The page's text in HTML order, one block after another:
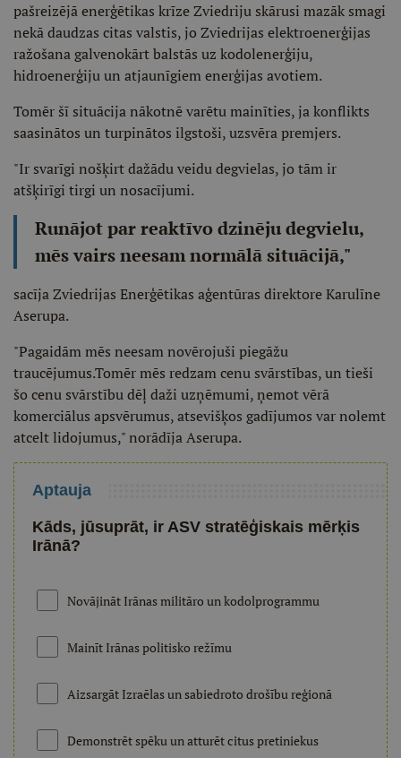
pašreizējā enerģētikas krīze Zviedriju skārusi mazāk smagi
nekā daudzas citas valstis, jo Zviedrijas elektroenerģijas
ražošana galvenokārt balstās uz kodolenerģiju,
hidroenerģiju un atjaunīgiem enerģijas avotiem.
Tomēr šī situācija nākotnē varētu mainīties, ja konflikts
saasinātos un turpinātos ilgstoši, uzsvēra premjers.
"Ir svarīgi nošķirt dažādu veidu degvielas, jo tām ir
atšķirīgi tirgi un nosacījumi.
Runājot par reaktīvo dzinēju degvielu,
mēs vairs neesam normālā situācijā,"
sacīja Zviedrijas Enerģētikas aģentūras direktore Karulīne
Aserupa.
"Pagaidām mēs neesam novērojuši piegāžu
traucējumus.Tomēr mēs redzam cenu svārstības, un tieši
šo cenu svārstību dēļ daži uzņēmumi, ņemot vērā
komerciālus apsvērumus, atsevišķos gadījumos var nolemt
atcelt lidojumus," norādīja Aserupa.
Aptauja
Kāds, jūsuprāt, ir ASV stratēģiskais mērķis
Irānā?
Novājināt Irānas militāro un kodolprogrammu
Mainīt Irānas politisko režīmu
Aizsargāt Izraēlas un sabiedroto drošību reģionā
Demonstrēt spēku un atturēt citus pretiniekus